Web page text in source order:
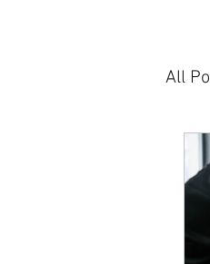
All